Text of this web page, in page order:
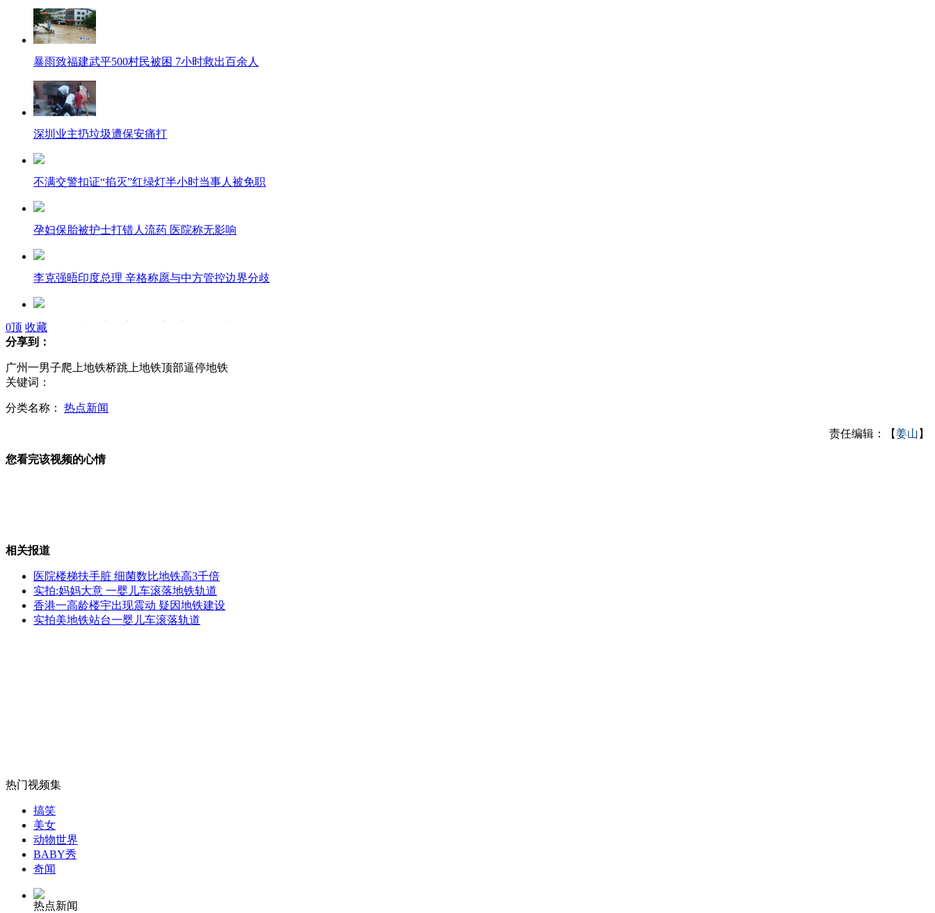
暴雨致福建武平500村民被困 7小时救出百余人
深圳业主扔垃圾遭保安痛打
不满交警扣证“掐灭”红绿灯半小时当事人被免职
孕妇保胎被护士打错人流药 医院称无影响
李克强晤印度总理 辛格称愿与中方管控边界分歧
李亚鹏不鼓励窦靖童做歌手：永远跟王菲比
菲律宾最大的墓地：活人死人同住
女子画"梦中男友" 预言中未来丈夫长相
无痛分娩是否安全 医生回应
外交部：反对强权政治霸凌主义
0顶 收藏
分享到：
广州一男子爬上地铁桥跳上地铁顶部逼停地铁
关键词：
分类名称： 热点新闻
责任编辑：【姜山 】
您看完该视频的心情
相关报道
医院楼梯扶手脏 细菌数比地铁高3千倍
实拍:妈妈大意 一婴儿车滚落地铁轨道
香港一高龄楼宇出现震动 疑因地铁建设
实拍美地铁站台一婴儿车滚落轨道
热门视频集
搞笑
美女
动物世界
BABY秀
奇闻
热点新闻